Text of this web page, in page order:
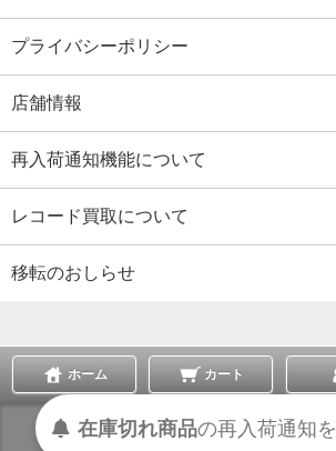
プライバシーポリシー
店舗情報
再入荷通知機能について
レコード買取について
移転のおしらせ
ホーム カート
表示切替 :スマートフォン|
在庫切れ商品の再入荷通知を